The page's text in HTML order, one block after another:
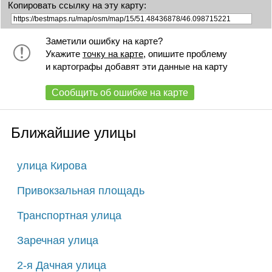
Копировать ссылку на эту карту:
Заметили ошибку на карте?
Укажите точку на карте, опишите проблему
и картографы добавят эти данные на карту
Сообщить об ошибке на карте
Ближайшие улицы
улица Кирова
Привокзальная площадь
Транспортная улица
Заречная улица
2-я Дачная улица